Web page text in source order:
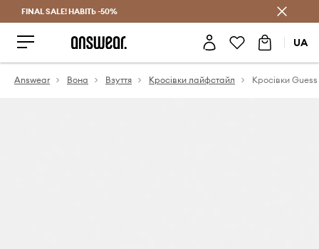
Заощаджуй з Answear Club
FINAL SALE! НАВІТЬ -50%
UA
Answear Вона Взуття Кросівки лайфстайл Кросівки